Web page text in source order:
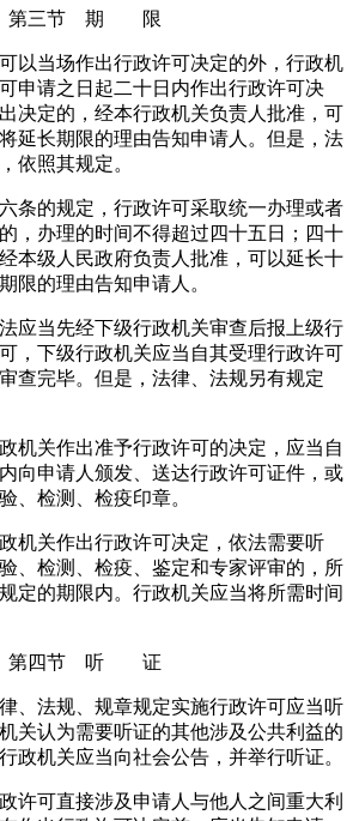
第三节 期 限
以当场作出行政许可决定的外，行政机
申请之日起二十日内作出行政许可决
决定的，经本行政机关负责人批准，可
延长期限的理由告知申请人。但是，法
依照其规定。
的规定，行政许可采取统一办理或者
，办理的时间不得超过四十五日；四十
本级人民政府负责人批准，可以延长十
限的理由告知申请人。
应当先经下级行政机关审查后报上级行
，下级行政机关应当自其受理行政许可
查完毕。但是，法律、法规另有规定
机关作出准予行政许可的决定，应当自
向申请人颁发、送达行政许可证件，或
、检测、检疫印章。
机关作出行政许可决定，依法需要听
、检测、检疫、鉴定和专家评审的，所
定的期限内。行政机关应当将所需时间
第四节 听 证
、法规、规章规定实施行政许可应当听
关认为需要听证的其他涉及公共利益的
政机关应当向社会公告，并举行听证。
许可直接涉及申请人与他人之间重大利